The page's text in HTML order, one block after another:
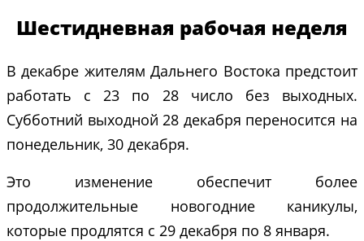
Шестидневная рабочая неделя
В декабре жителям Дальнего Востока предстоит
работать с 23 по 28 число без выходных.
Субботний выходной 28 декабря переносится на
понедельник, 30 декабря.
Это изменение обеспечит более
продолжительные новогодние каникулы,
которые продлятся с 29 декабря по 8 января.